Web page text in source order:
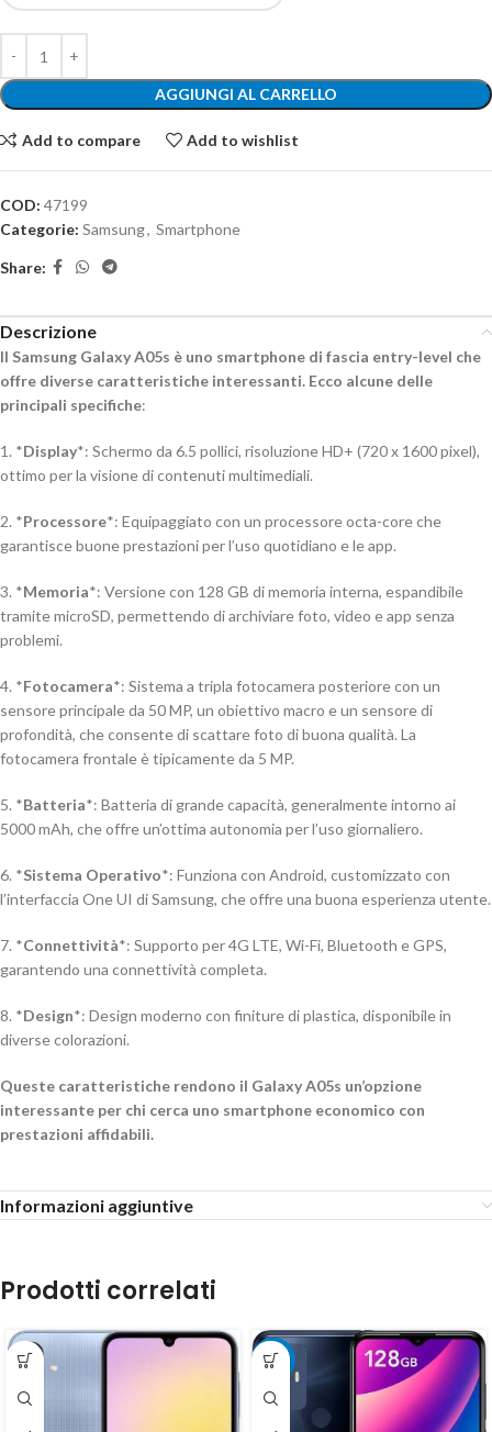
AGGIUNGI AL CARRELLO
Add to compare Add to wishlist
COD: 47199
Categorie: Samsung, Smartphone
Share:
Descrizione
Il Samsung Galaxy A05s è uno smartphone di fascia entry-level che
offre diverse caratteristiche interessanti. Ecco alcune delle
principali specifiche:
1. *Display*: Schermo da 6.5 pollici, risoluzione HD+ (720 x 1600 pixel),
ottimo per la visione di contenuti multimediali.
2. *Processore*: Equipaggiato con un processore octa-core che
garantisce buone prestazioni per l’uso quotidiano e le app.
3. *Memoria*: Versione con 128 GB di memoria interna, espandibile
tramite microSD, permettendo di archiviare foto, video e app senza
problemi.
4. *Fotocamera*: Sistema a tripla fotocamera posteriore con un
sensore principale da 50 MP, un obiettivo macro e un sensore di
profondità, che consente di scattare foto di buona qualità. La
fotocamera frontale è tipicamente da 5 MP.
5. *Batteria*: Batteria di grande capacità, generalmente intorno ai
5000 mAh, che offre un’ottima autonomia per l’uso giornaliero.
6. *Sistema Operativo*: Funziona con Android, customizzato con
l’interfaccia One UI di Samsung, che offre una buona esperienza utente.
7. *Connettività*: Supporto per 4G LTE, Wi-Fi, Bluetooth e GPS,
garantendo una connettività completa.
8. *Design*: Design moderno con finiture di plastica, disponibile in
diverse colorazioni.
Queste caratteristiche rendono il Galaxy A05s un’opzione
interessante per chi cerca uno smartphone economico con
prestazioni affidabili.
Informazioni aggiuntive
Prodotti correlati
-20%